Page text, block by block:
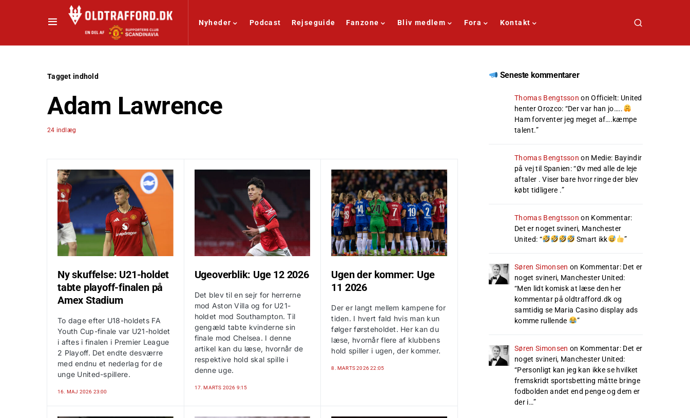
Nyheder Podcast Rejseguide Fanzone Bliv medlem Fora Kontakt
Tagget indhold
Adam Lawrence
24 indlæg
Ny skuffelse: U21-holdet
tabte playoff-finalen på
Amex Stadium
To dage efter U18-holdets FA
Youth Cup-finale var U21-holdet
i aftes i finalen i Premier League
2 Playoff. Det endte desværre
med endnu et nederlag for de
unge United-spillere.
16. MAJ 2026 23:00
Ugeoverblik: Uge 12 2026
Det blev til en sejr for herrerne
mod Aston Villa og for U21-
holdet mod Southampton. Til
gengæld tabte kvinderne sin
finale mod Chelsea. I denne
artikel kan du læse, hvornår de
respektive hold skal spille i
denne uge.
17. MARTS 2026 9:15
Ugen der kommer: Uge
11 2026
Der er langt mellem kampene for
tiden. I hvert fald hvis man kun
følger førsteholdet. Her kan du
læse, hvornår flere af klubbens
hold spiller i ugen, der kommer.
8. MARTS 2026 22:05
Seneste kommentarer
Thomas Bengtsson onOfficielt: United
henter Orozco: “Der var han jo…..
Ham forventer jeg meget af….kæmpe
talent.”
Thomas Bengtsson on Medie: Bayindir
på vej til Spanien: “Øv med alle de leje
aftaler . Viser bare hvor ringe der blev
købt tidligere .”
Thomas Bengtsson on Kommentar:
Det er noget svineri, Manchester
United: “ Smart ikk ”
Søren Simonsen on Kommentar: Det er
noget svineri, Manchester United:
“Men lidt komisk at læse den her
kommentar på oldtrafford.dk og
samtidig se Maria Casino display ads
komme rullende
”
Søren Simonsen on Kommentar: Det er
noget svineri, Manchester United:
“Personligt kan jeg kan ikke se hvilket
fremskridt sportsbetting måtte bringe
fodbolden andet end penge og dem er
der i…”